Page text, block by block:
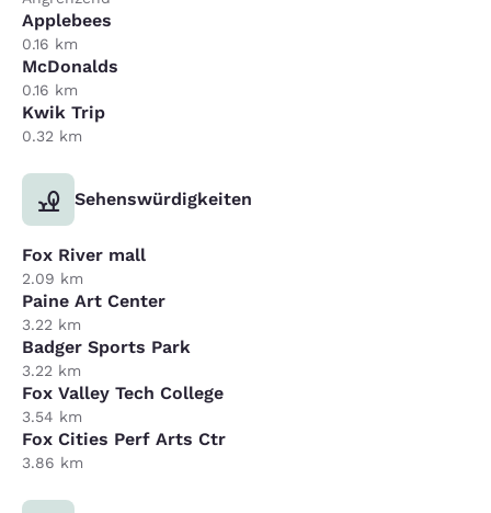
Applebees
0.16 km
McDonalds
0.16 km
Kwik Trip
0.32 km
Sehenswürdigkeiten
Fox River mall
2.09 km
Paine Art Center
3.22 km
Badger Sports Park
3.22 km
Fox Valley Tech College
3.54 km
Fox Cities Perf Arts Ctr
3.86 km